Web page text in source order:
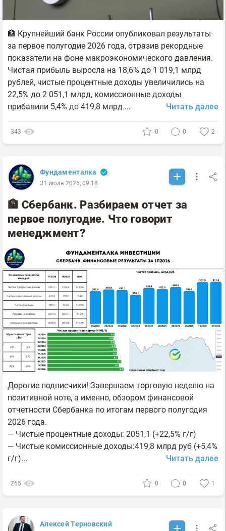
🏦 Крупнейший банк России опубликовал результаты
за первое полугодие 2026 года, отразив рекордные
показатели на фоне макроэкономического давления.
Чистая прибыль выросла на 18,6% до 1 019,1 млрд
рублей, чистые процентные доходы увеличились на
22,5% до 2 051,1 млрд, комиссионные доходы
прибавили 5,4% до 419,8 млрд....
Читать далее
343 0 0 2
Фундаменталка
31 июля 2026, 09:18
🏦 Сбербанк. Разбираем отчет за
первое полугодие. Что говорит
менеджмент?
Дорогие подписчики! Завершаем торговую неделю на
позитивной ноте, а именно, обзором финансовой
отчетности Сбербанка по итогам первого полугодия
2026 года.
— Чистые процентные доходы: 2051,1 (+22,5% г/г)
— Чистые комиссионные доходы:419,8 млрд руб (+5,4%
г/г)...
Читать далее
265 0 0 1
Алексей Терновский